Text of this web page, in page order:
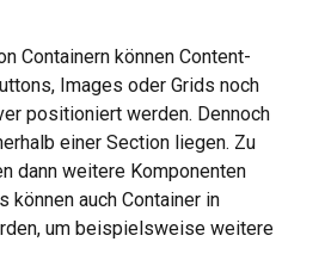
Containern können Content-
Images oder Grids noch
positioniert werden. Dennoch
einer Section liegen. Zu
dann weitere Komponenten
können auch Container in
um beispielsweise weitere